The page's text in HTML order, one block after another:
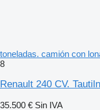
toneladas. camión con
8
Renault 240 CV.
35.500 € Sin IVA